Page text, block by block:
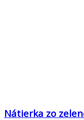
Nátierka zo